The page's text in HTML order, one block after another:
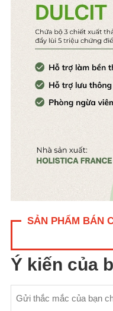
SẢN PHẨM BÁN
Ý kiến của